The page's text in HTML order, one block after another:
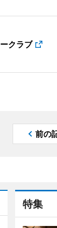
クラブ
前の
特集